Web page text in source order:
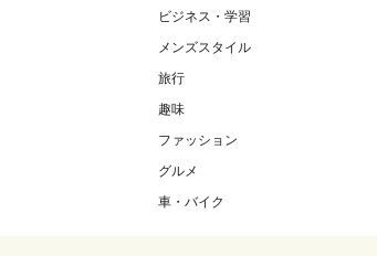
ビジネス・学習
メンズスタイル
旅行
趣味
ファッション
グルメ
車・バイク